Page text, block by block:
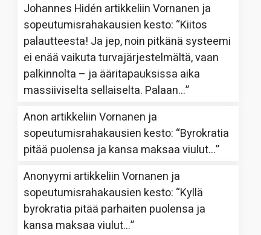
Johannes Hidén artikkeliinVornanen ja
sopeutumisrahakausien kesto: “Kiitos
palautteesta! Ja jep, noin pitkänä systeemi
ei enää vaikuta turvajärjestelmältä, vaan
palkinnolta – ja ääritapauksissa aika
massiiviselta sellaiselta. Palaan…”
Anon artikkeliinVornanen ja
sopeutumisrahakausien kesto: “Byrokratia
pitää puolensa ja kansa maksaa viulut…”
Anonyymi artikkeliinVornanen ja
sopeutumisrahakausien kesto: “Kyllä
byrokratia pitää parhaiten puolensa ja
kansa maksaa viulut…”